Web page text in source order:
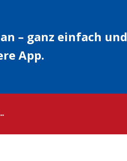
– ganz einfach und
App.